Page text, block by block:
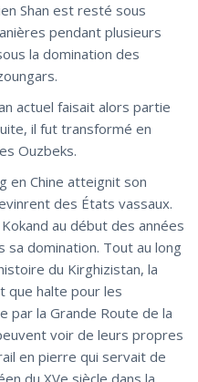
Shan est resté sous
pendant plusieurs
la domination des
actuel faisait alors partie
il fut transformé en
Ouzbeks.
en Chine atteignit son
des États vassaux.
au début des années
sa domination. Tout au long
du Kirghizistan, la
que halte pour les
par la Grande Route de la
voir de leurs propres
en pierre qui servait de
du XVe siècle dans la